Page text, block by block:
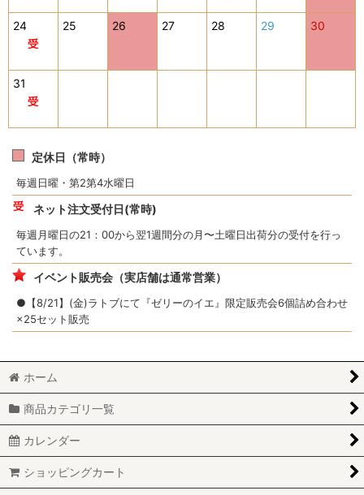
24 25 26 27 28 29 30
31
定休日（常時）
毎週日曜・第2第4水曜日
ネット注文受付日(常時)
毎週月曜日の21：00から翌1週間分の月〜土曜日出荷分の受付を行っ
ています。
イベント販売会（実店舗は通常営業）
●【8/21】(金)ラトブにて『ゼリーのイエ』限定販売会6個詰め合わせ
×25セット販売
ホーム
商品カテゴリ一覧
カレンダー
ショッピングカート